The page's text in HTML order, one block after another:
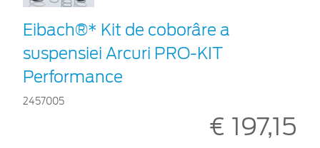
Eibach®* Kit de coborâre a
suspensiei Arcuri PRO-KIT
Performance
2457005
€ 197,15